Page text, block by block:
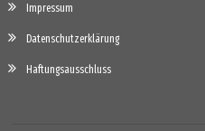
Impressum
Datenschutzerklärung
Haftungsausschluss